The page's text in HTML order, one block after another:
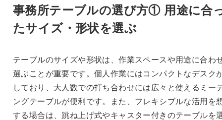
事務所テーブルの選び方① 用途に合
たサイズ・形状を選ぶ
テーブルのサイズや形状は、作業スペースや用途に合わ
選ぶことが重要です。個人作業にはコンパクトなデスク
しており、大人数での打ち合わせには広々と使えるミー
ングテーブルが便利です。また、フレキシブルな活用を
する場合は、跳ね上げ式やキャスター付きのテーブルを